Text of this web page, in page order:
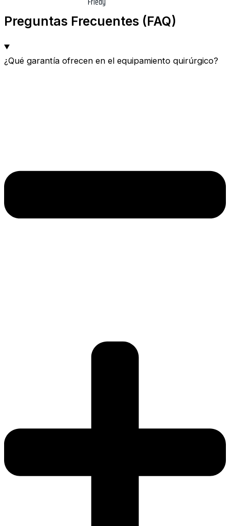
Preguntas Frecuentes (FAQ)
¿Qué garantía ofrecen en el equipamiento quirúrgico?